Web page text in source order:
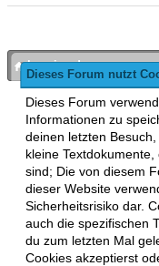
Dieses Forum nutzt
Dieses Forum
Informationen zu
deinen letzten
kleine
sind; Die von diesem
dieser Website
Sicherheitsrisiko dar.
auch die spezifischen
du zum letzten Mal
Cookies akzeptierst
bronies.de
Zur
This forum